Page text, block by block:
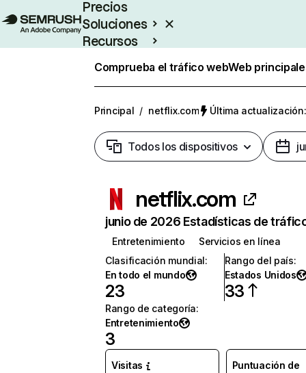
Precios
Soluciones
Recursos
Comprueba el tráfico webWeb
Principal / netflix.com Última
Todos los dispositivos
netflix.com
junio de 2026 Estadísticas de
Entretenimiento
Servicios en línea
Clasificación mundial:
En todo el mundo
23
Rango del país:
Estados Unidos
33
Rango de categoría:
Entretenimiento
3
Visitas
Puntuación de